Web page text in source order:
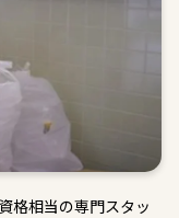
格相当の専門スタッ